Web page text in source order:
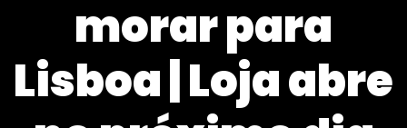
morar para
Lisboa | Loja abre